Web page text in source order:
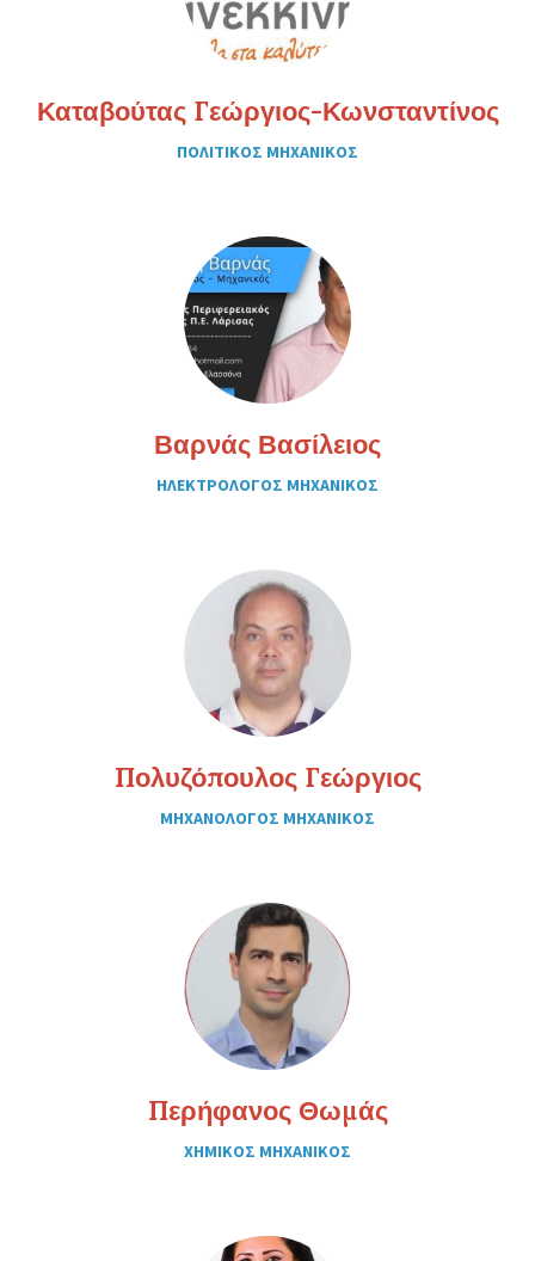
Καταβούτας Γεώργιος-Κωνσταντίνος
ΠΟΛΙΤΙΚΟΣ ΜΗΧΑΝΙΚΟΣ
Βαρνάς Βασίλειος
ΗΛΕΚΤΡΟΛΟΓΟΣ ΜΗΧΑΝΙΚΟΣ
Πολυζόπουλος Γεώργιος
ΜΗΧΑΝΟΛΟΓΟΣ ΜΗΧΑΝΙΚΟΣ
Περήφανος Θωμάς
ΧΗΜΙΚΟΣ ΜΗΧΑΝΙΚΟΣ